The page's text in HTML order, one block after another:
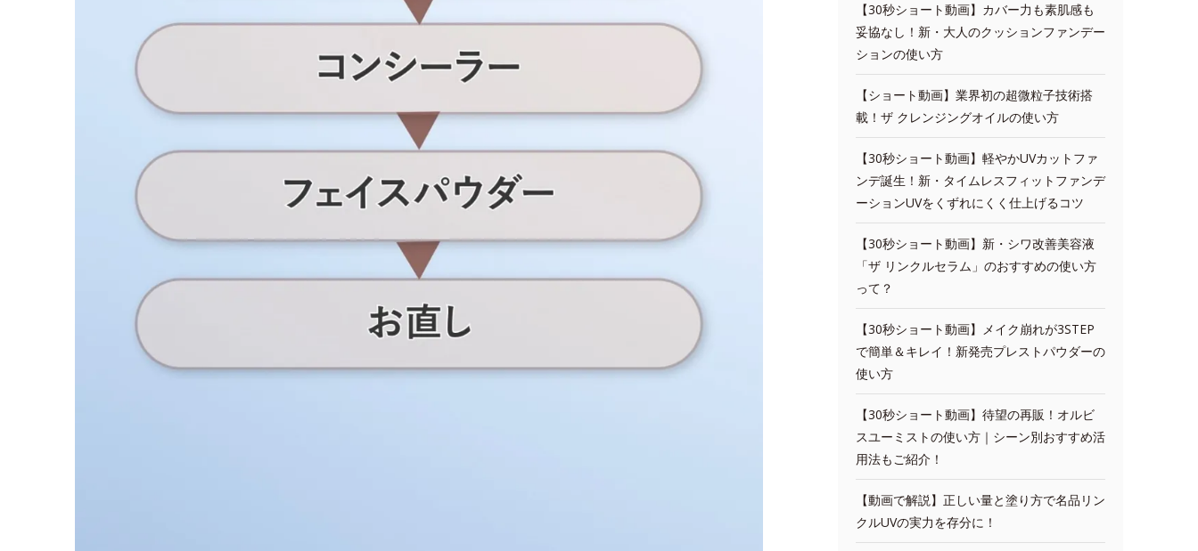
【30秒ショート動画】カバー力も素肌感も
妥協なし！新・大人のクッションファンデー
ションの使い方
【ショート動画】業界初の超微粒子技術搭
載！ザ クレンジングオイルの使い方
【30秒ショート動画】軽やかUVカットファ
ンデ誕生！新・タイムレスフィットファンデ
ーションUVをくずれにくく仕上げるコツ
【30秒ショート動画】新・シワ改善美容液
「ザ リンクルセラム」のおすすめの使い方
って？
【30秒ショート動画】メイク崩れが3STEP
で簡単＆キレイ！新発売プレストパウダーの
使い方
【30秒ショート動画】待望の再販！オルビ
スユーミストの使い方｜シーン別おすすめ活
用法もご紹介！
【動画で解説】正しい量と塗り方で名品リン
クルUVの実力を存分に！